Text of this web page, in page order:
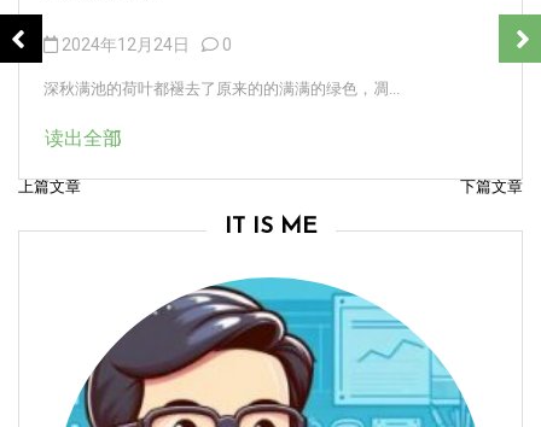
2024年12月24日 0
深秋满池的荷叶都褪去了原来的的满满的绿色，凋...
读出全部
文
章
上篇文章 下篇文章
IT IS ME